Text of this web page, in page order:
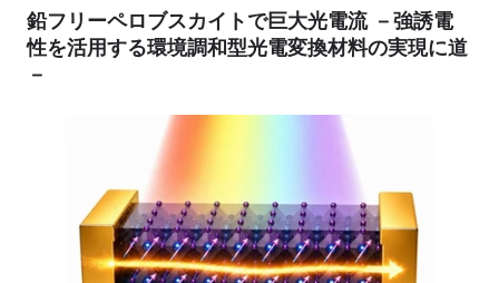
鉛フリーペロブスカイトで巨大光電流 －強誘電
性を活用する環境調和型光電変換材料の実現に道
－